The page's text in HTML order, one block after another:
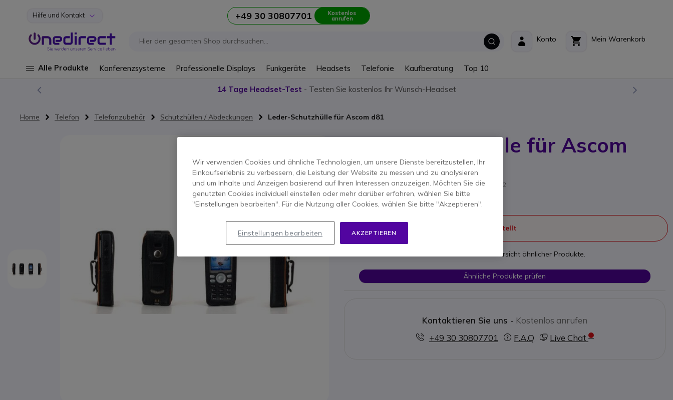
Zum Inhalt springen
Hilfe und Kontakt +49 30 30807701 Kostenlos
anrufen
Mein Warenkorb
Konto
Alle Produkte Konferenzsysteme Professionelle Displays Funkgeräte Headsets Telefonie Kaufberatung Top 10
14 Tage Headset-Test - Testen Sie kostenlos Ihr Wunsch-Headset
Home Telefon Telefonzubehör Schutzhüllen / Abdeckungen Leder-Schutzhülle für Ascom d81
Leder-Schutzhülle für Ascom
d81
Produkt-Referenz: ASD81E // Hersteller-Referenz: 660282
Handyhülle aus Leder
Dieses Produkt wird nicht mehr hergestellt
Hier finden Sie eine Übersicht ähnlicher Produkte.
Ähnliche Produkte prüfen
Kontaktieren Sie uns - Kostenlos anrufen
+49 30 30807701
F.A.Q Live Chat
Wir verwenden Cookies und ähnliche Technologien, um unsere Dienste bereitzustellen, Ihr
Einkaufserlebnis zu verbessern, die Leistung der Website zu messen und zu analysieren
und um Inhalte und Anzeigen basierend auf Ihren Interessen anzuzeigen. Möchten Sie die
genutzten Cookies individuell einstellen oder mehr darüber erfahren, wählen Sie bitte
"Einstellungen bearbeiten". Für die Nutzung aller Cookies, wählen Sie bitte "Akzeptieren".
AKZEPTIEREN
Einstellungen bearbeiten